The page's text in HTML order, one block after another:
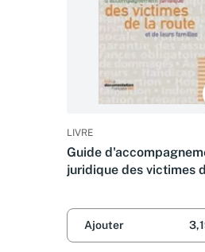
LIVRE
Guide
juridique des victimes
Ajouter